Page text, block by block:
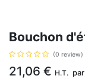
Bouchon
(0 review)
21,06 € H.T. par